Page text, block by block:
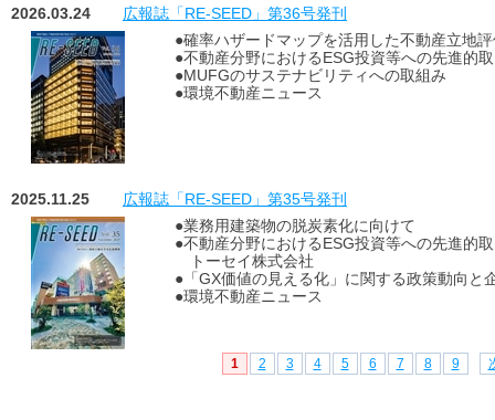
2026.03.24
広報誌「RE-SEED」第36号発刊
●確率ハザードマップを活用した不動産立地
●不動産分野におけるESG投資等への先進的
●MUFGのサステナビリティへの取組み
●環境不動産ニュース
2025.11.25
広報誌「RE-SEED」第35号発刊
●業務用建築物の脱炭素化に向けて
●不動産分野におけるESG投資等への先進的
トーセイ株式会社
●「GX価値の見える化」に関する政策動向と
●環境不動産ニュース
1 2 3 4 5 6 7 8 9